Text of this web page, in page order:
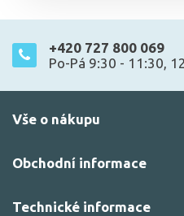
+420 727 800 069
Po-Pá 9:30 - 11:30,
Vše o nákupu
Obchodní informace
Technické informace